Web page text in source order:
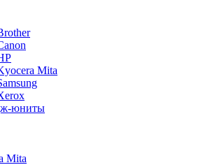
Mita
юниты
Mita